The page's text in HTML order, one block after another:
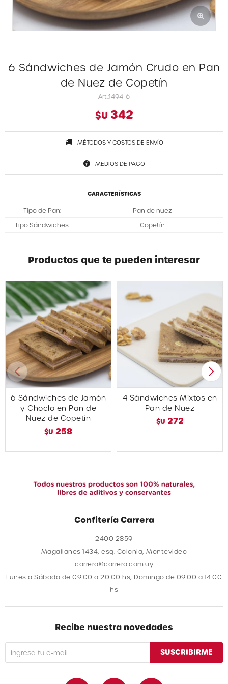
6 Sándwiches de Jamón Crudo en Pan
de Nuez de Copetín
1494-6
$U 342
MÉTODOS Y COSTOS DE ENVÍO
MEDIOS DE PAGO
CARACTERÍSTICAS
Tipo de Pan Pan de nuez
Tipo Sándwiches Copetín
Productos que te pueden interesar
6 Sándwiches de Jamón
y Choclo en Pan de
Nuez de Copetín
$U 258
4 Sándwiches Mixtos en
Pan de Nuez
$U 272
Confitería Carrera
2400 2859
Magallanes 1434, esq. Colonia, Montevideo
carrera@carrera.com.uy
Lunes a Sábado de 09:00 a 20:00 hs, Domingo de 09:00 a 14:00
hs
Recibe nuestra novedades
SUSCRIBIRME